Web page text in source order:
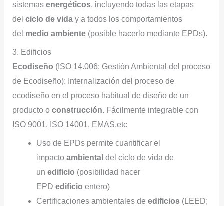
sistemasenergéticos, incluyendo todas las etapas
del ciclo de viday a todos los comportamientos
del medio ambiente(posible hacerlo mediante EPDs).
3. Edificios
Ecodiseño (ISO 14.006: Gestión Ambiental del proceso
de Ecodiseño): Internalización del proceso de
ecodiseño en el proceso habitual de diseño de un
producto o construcción. Fácilmente integrable con
ISO 9001, ISO 14001, EMAS,etc
Uso de EPDs permite cuantificar el
impacto ambiental del ciclo de vida de
un edificio (posibilidad hacer
EPD edificio entero)
Certificaciones ambientales de edificios (LEED;